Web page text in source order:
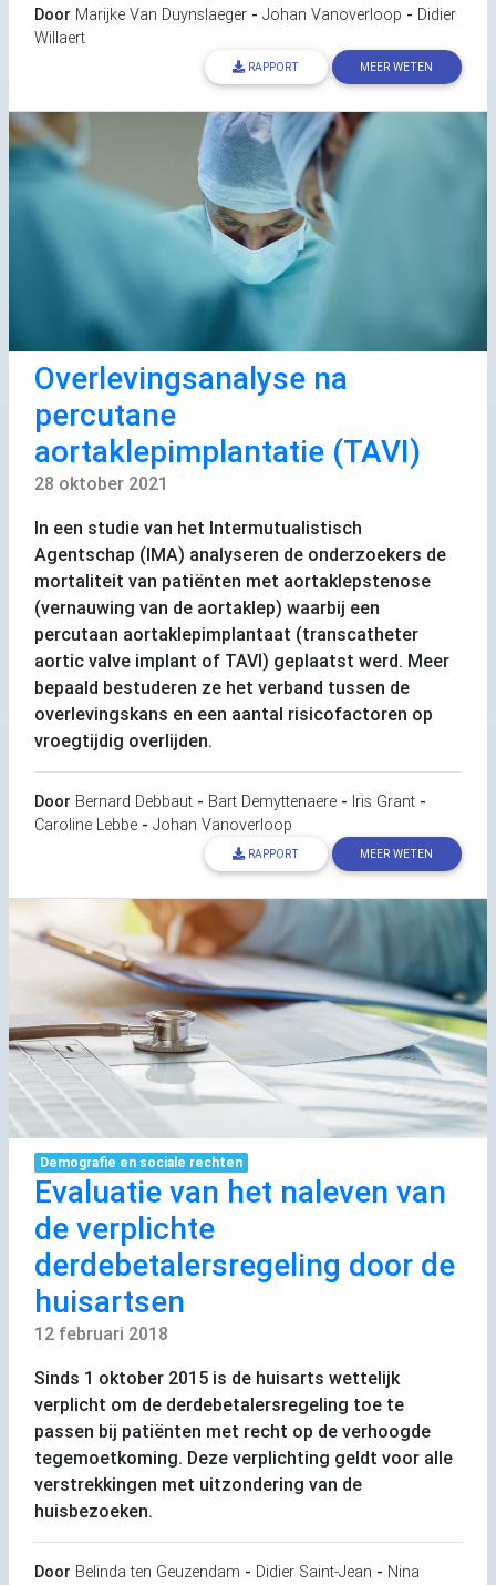
Door Marijke Van Duynslaeger - Johan Vanoverloop - Didier
Willaert
RAPPORT MEER WETEN
Overlevingsanalyse na
percutane
aortaklepimplantatie (TAVI)
28 oktober 2021
In een studie van het Intermutualistisch
Agentschap (IMA) analyseren de onderzoekers de
mortaliteit van patiënten met aortaklepstenose
(vernauwing van de aortaklep) waarbij een
percutaan aortaklepimplantaat (transcatheter
aortic valve implant of TAVI) geplaatst werd. Meer
bepaald bestuderen ze het verband tussen de
overlevingskans en een aantal risicofactoren op
vroegtijdig overlijden.
Door Bernard Debbaut - Bart Demyttenaere - Iris Grant -
Caroline Lebbe - Johan Vanoverloop
RAPPORT MEER WETEN
Demografie en sociale rechten
Evaluatie van het naleven van
de verplichte
derdebetalersregeling door de
huisartsen
12 februari 2018
Sinds 1 oktober 2015 is de huisarts wettelijk
verplicht om de derdebetalersregeling toe te
passen bij patiënten met recht op de verhoogde
tegemoetkoming. Deze verplichting geldt voor alle
verstrekkingen met uitzondering van de
huisbezoeken.
Door Belinda ten Geuzendam - Didier Saint-Jean - Nina